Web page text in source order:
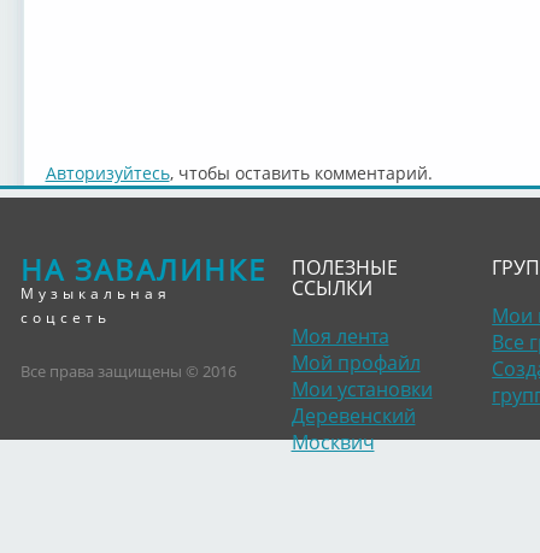
Авторизуйтесь, чтобы оставить комментарий.
НА ЗАВАЛИНКЕ
Музыкальная
соцсеть
Все права защищены © 2016
ПОЛЕЗНЫЕ
ССЫЛКИ
Моя лента
Мой профайл
Мои установки
Деревенский
Москвич
Мои
Все